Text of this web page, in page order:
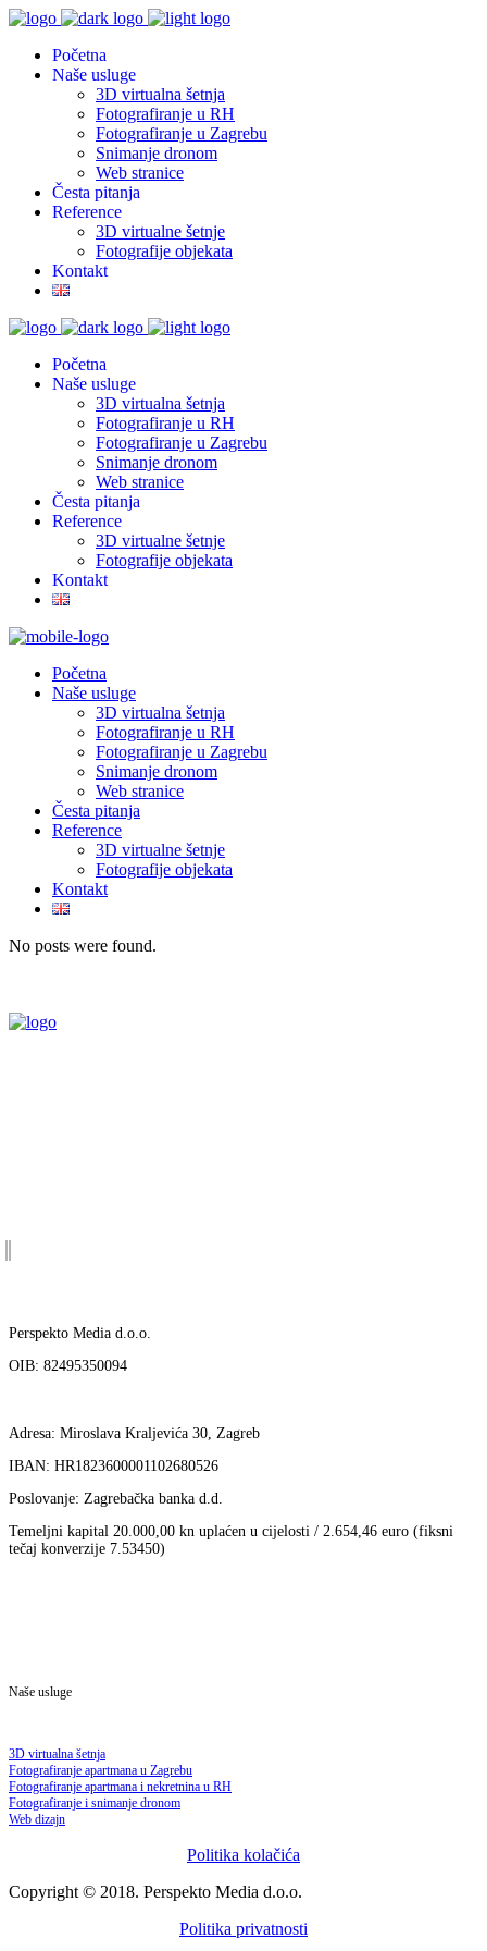
Početna
Naše usluge
3D virtualna šetnja
Fotografiranje u RH
Fotografiranje u Zagrebu
Snimanje dronom
Web stranice
Česta pitanja
Reference
3D virtualne šetnje
Fotografije objekata
Kontakt
Početna
Naše usluge
3D virtualna šetnja
Fotografiranje u RH
Fotografiranje u Zagrebu
Snimanje dronom
Web stranice
Česta pitanja
Reference
3D virtualne šetnje
Fotografije objekata
Kontakt
Početna
Naše usluge
3D virtualna šetnja
Fotografiranje u RH
Fotografiranje u Zagrebu
Snimanje dronom
Web stranice
Česta pitanja
Reference
3D virtualne šetnje
Fotografije objekata
Kontakt
No posts were found.
Perspekto Media d.o.o.
OIB: 82495350094
Adresa: Miroslava Kraljevića 30, Zagreb
IBAN: HR1823600001102680526
Poslovanje: Zagrebačka banka d.d.
Temeljni kapital 20.000,00 kn uplaćen u cijelosti / 2.654,46 euro (fiksni
tečaj konverzije 7.53450)
Naše usluge
3D virtualna šetnja
Fotografiranje apartmana u Zagrebu
Fotografiranje apartmana i nekretnina u RH
Fotografiranje i snimanje dronom
Web dizajn
Politika kolačića
Copyright © 2018. Perspekto Media d.o.o.
Politika privatnosti